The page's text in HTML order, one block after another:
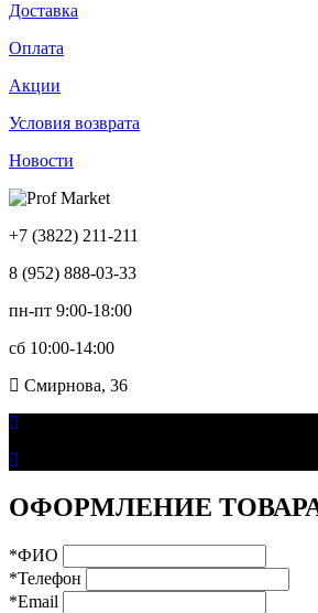
Доставка
Оплата
Акции
Условия возврата
Новости
+7 (3822) 211-211
8 (952) 888-03-33
пн-пт 9:00-18:00
сб 10:00-14:00
Смирнова, 36
ОФОРМЛЕНИЕ
*ФИО
*Телефон
*Email